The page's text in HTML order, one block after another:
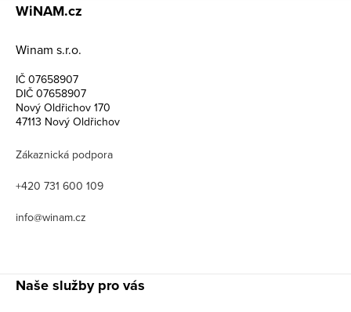
WiNAM.cz
Winam s.r.o.
IČ 07658907
DIČ 07658907
Nový Oldřichov 170
47113 Nový Oldřichov
Zákaznická podpora
+420 731 600 109
info@winam.cz
Naše služby pro vás